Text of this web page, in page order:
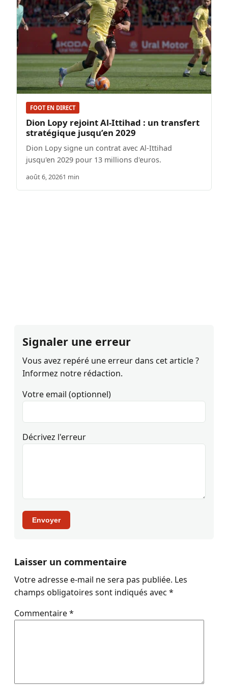
FOOT EN DIRECT
Dion Lopy rejoint Al-Ittihad : un transfert
stratégique jusqu’en 2029
Dion Lopy signe un contrat avec Al-Ittihad
jusqu'en 2029 pour 13 millions d'euros.
août 6, 20261 min
Signaler une erreur
Vous avez repéré une erreur dans cet article ?
Informez notre rédaction.
Votre email (optionnel)
Décrivez l'erreur
Envoyer
Laisser un commentaire
Votre adresse e-mail ne sera pas publiée. Les
champs obligatoires sont indiqués avec *
Commentaire*